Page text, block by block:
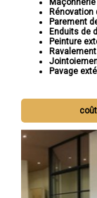
Maçonnerie
Rénovation
Parement
Enduits de
Peinture
Pavage
Si vous cherchez
belle, fonctionnelle
pour vous.
projet et laissez-
réaliser votre